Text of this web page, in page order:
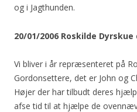
og i Jagthunden.
20/01/2006 Roskilde Dyrskue
Vi bliver i år repræsenteret på
Gordonsettere, det er John og
Højer der har tilbudt deres
afse tid til at hjælpe de